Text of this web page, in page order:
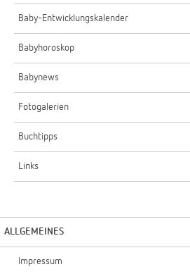
Baby-Entwicklungskalender
Babyhoroskop
Babynews
Fotogalerien
Buchtipps
Links
ALLGEMEINES
Impressum